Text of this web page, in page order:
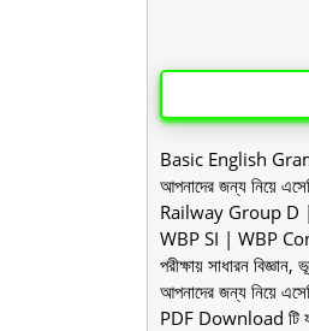
Basic English
আপনাদের জন্য নিয়ে
Railway Group D
WBP SI | WBP
পরীক্ষায় সাধারন
আপনাদের জন্য
PDF Download টি